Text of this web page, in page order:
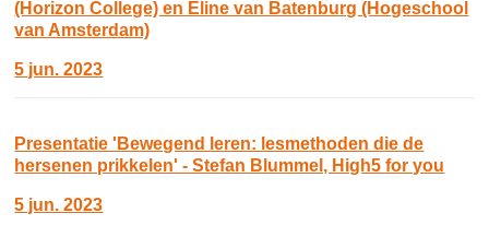
(Horizon College) en Eline van Batenburg (Hogeschool
van Amsterdam)
5 jun. 2023
Presentatie 'Bewegend leren: lesmethoden die de
hersenen prikkelen' - Stefan Blummel, High5 for you
5 jun. 2023